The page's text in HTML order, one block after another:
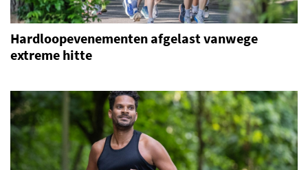
Hardloopevenementen afgelast vanwege
extreme hitte